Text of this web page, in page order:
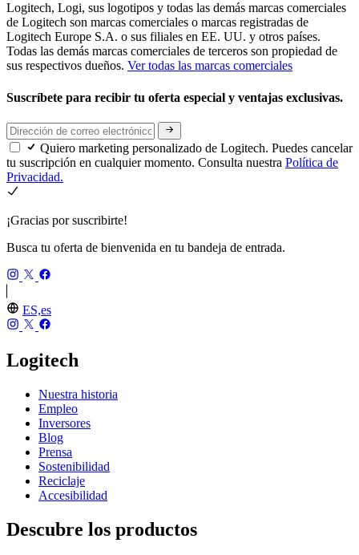
Logitech, Logi, sus logotipos y todas las demás marcas comerciales
de Logitech son marcas comerciales o marcas registradas de
Logitech Europe S.A. o sus filiales en EE. UU. y otros países.
Todas las demás marcas comerciales de terceros son propiedad de
sus respectivos dueños. Ver todas las marcas comerciales
Suscríbete para recibir tu oferta especial y ventajas exclusivas.
Quiero marketing personalizado de Logitech. Puedes cancelar
tu suscripción en cualquier momento. Consulta nuestra Política de
Privacidad.
¡Gracias por suscribirte!
Busca tu oferta de bienvenida en tu bandeja de entrada.
ES,es
Logitech
Nuestra historia
Empleo
Inversores
Blog
Prensa
Sostenibilidad
Reciclaje
Accesibilidad
Descubre los productos